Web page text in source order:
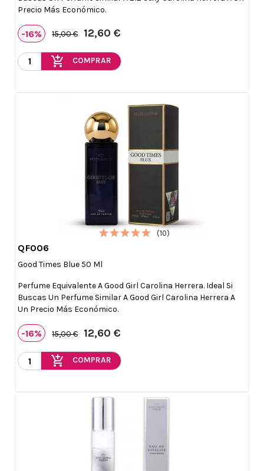
Precio Más Económico.
-16% 15,00 € 12,60 €
add_shopping_cart COMPRAR
QF006
Good Times Blue 50 Ml
Perfume Equivalente A Good Girl Carolina Herrera. Ideal Si
Buscas Un Perfume Similar A Good Girl Carolina Herrera A
Un Precio Más Económico.
-16% 15,00 € 12,60 €
add_shopping_cart COMPRAR
(10)